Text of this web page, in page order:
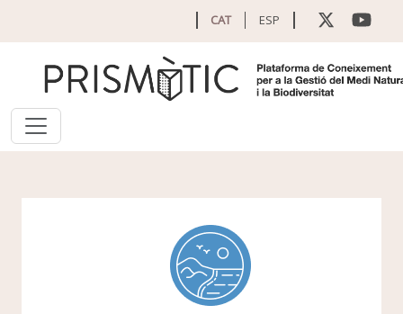
CAT ESP